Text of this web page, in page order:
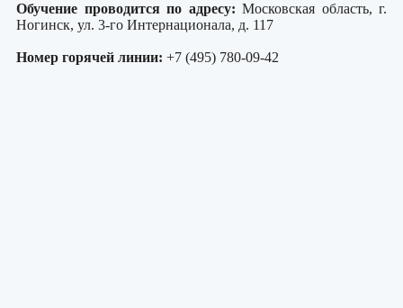
Обучение проводится по адресу: Московская область, г.
Ногинск, ул. 3-го Интернационала, д. 117
Номер горячей линии: +7 (495) 780-09-42